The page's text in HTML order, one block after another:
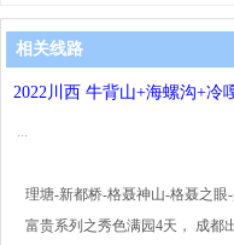
相关线路
2022川西 牛背山+海螺沟+冷
...
理塘-新都桥-格聂神山-格聂之
富贵系列之秀色满园4天， 成都